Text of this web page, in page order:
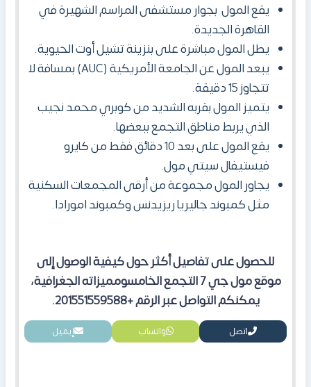
يقع المول بجوار مستشفى المراسم الشهيرة في
القاهرة الجديدة.
يطل المول مباشرة على بنزينة تشيل أوت الحيوية.
يبعد المول
عن الجامعة الأمريكية (AUC) بمسافة لا
تتجاوز 15 دقيقة.
يتميز المول بقربه الشديد من كوبري محمد نجيب
الذي يربط مناطق التجمع ببعضها.
يقع المول
على بعد 10 دقائق فقط من كايرو
فيستيفال سيتي مول.
يجاور المولمجموعة من أرقى المجمعات السكنية
مثل كمبوند جاليريا ريزيدنس وكمبوند امورادا.
للحصول على تفاصيل أكثر حول كيفية الوصول إلى
موقع مول جي 7 التجمع الخامس
ومميزاته الجغرافية،
يمكنكم التواصل عبر الرقم +201551559588.
اتصل واتساب إيميل